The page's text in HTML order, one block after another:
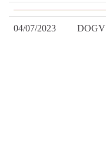
04/07/2023 DOGV